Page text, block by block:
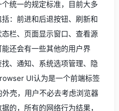
统一的规定标准，目前大多
：前进和后退按钮、刷新和
栏、页面显示窗口、查看源
还会有一些其他的用户界
、通知、系统选项管理、隐
UI认为是一个前端标签
壳，用户不必去考虑浏览器
的，所有的网络行为结果，